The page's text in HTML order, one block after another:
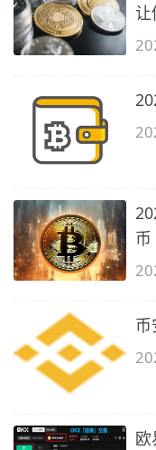
让
币